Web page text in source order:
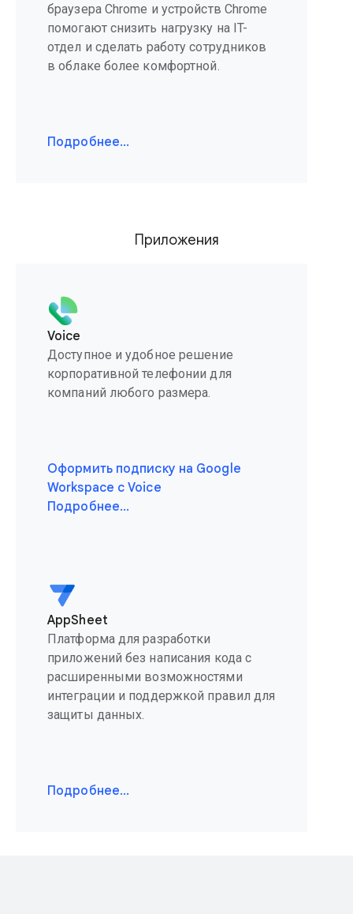
браузера Chrome и устройств Chrome
помогают снизить нагрузку на IT-
отдел и сделать работу сотрудников
в облаке более комфортной.
Подробнее…
Приложения
Voice
Доступное и удобное решение
корпоративной телефонии для
компаний любого размера.
Оформить подписку на Google
Workspace с Voice
Подробнее…
AppSheet
Платформа для разработки
приложений без написания кода с
расширенными возможностями
интеграции и поддержкой правил для
защиты данных.
Подробнее…